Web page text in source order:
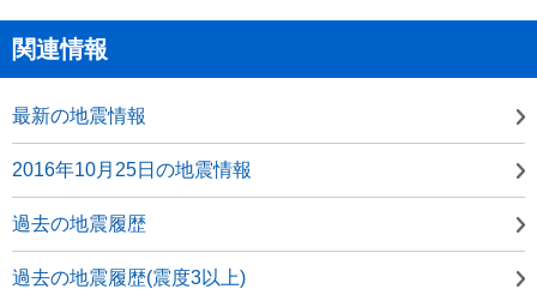
関連情報
最新の地震情報
2016年10月25日の地震情報
過去の地震履歴
過去の地震履歴(震度3以上)